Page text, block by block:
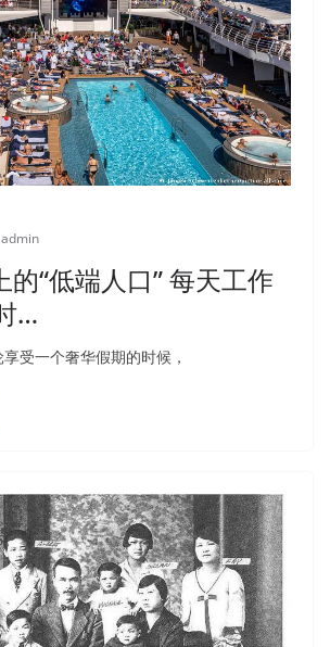
admin
的“低端人口” 每天工作
…
受一个奢华假期的时候，